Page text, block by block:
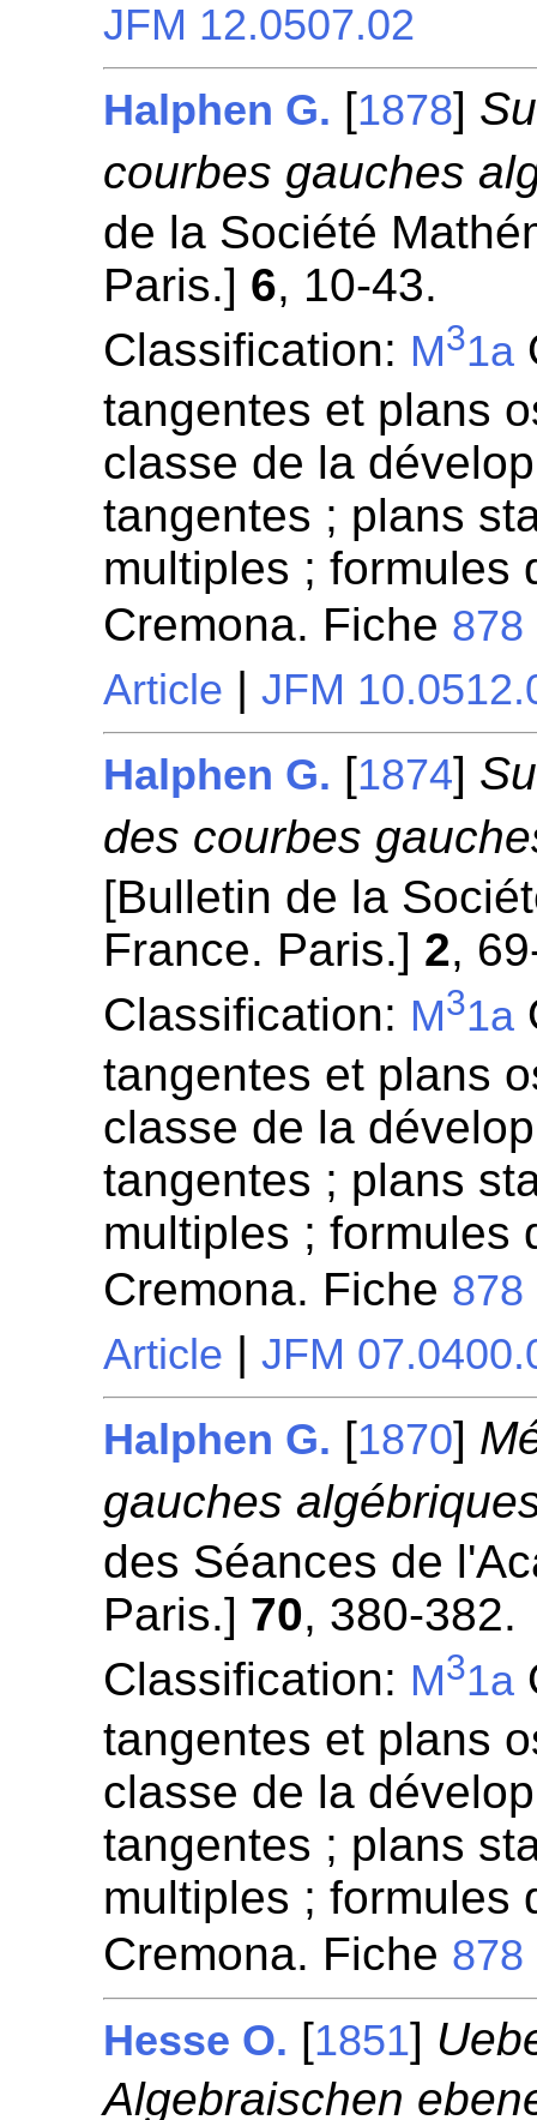
JFM 12.0507.02
Halphen G. [1878]
courbes gauches
de la Société
Paris.] 6, 10-43.
Classification: M31a
tangentes et plans
classe de la
tangentes ; plans
multiples ; formules
Cremona. Fiche 878
Article |JFM
Halphen G. [1874]
des courbes
[Bulletin de la
France. Paris.] 2,
Classification: M31a
tangentes et plans
classe de la
tangentes ; plans
multiples ; formules
Cremona. Fiche 878
Article |JFM
Halphen G. [1870]
gauches
des Séances de
Paris.] 70, 380-382.
Classification: M31a
tangentes et plans
classe de la
tangentes ; plans
multiples ; formules
Cremona. Fiche 878
Hesse O. [1851]
Algebraischen